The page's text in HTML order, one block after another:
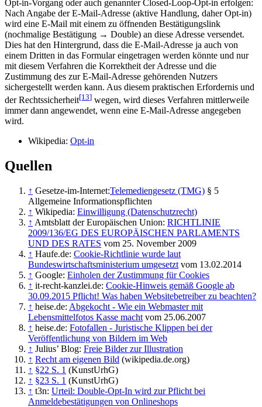
Opt-in-Vorgang oder auch genannter Closed-Loop-Opt-in erfolgen:
Nach Angabe der E-Mail-Adresse (aktive Handlung, daher Opt-in)
wird eine E-Mail mit einem zu öffnenden Bestätigungslink
(nochmalige Bestätigung → Double) an diese Adresse versendet.
Dies hat den Hintergrund, dass die E-Mail-Adresse ja auch von
einem Dritten in das Formular eingetragen werden könnte und nur
mit diesem Verfahren die Korrektheit der Adresse und die
Zustimmung des zur E-Mail-Adresse gehörenden Nutzers
sichergestellt werden kann. Aus diesem praktischen Erfordernis und
der Rechtssicherheit[13] wegen, wird dieses Verfahren mittlerweile
immer dann angewendet, wenn eine E-Mail-Adresse angegeben
wird.
Wikipedia: Opt-in
Quellen
↑ Gesetze-im-Internet:Telemediengesetz (TMG) § 5
Allgemeine Informationspflichten
↑ Wikipedia: Einwilligung (Datenschutzrecht)
↑ Amtsblatt der Europäischen Union: RICHTLINIE
2009/136/EG DES EUROPÄISCHEN PARLAMENTS
UND DES RATES vom 25. November 2009
↑ Haufe.de: Cookie-Richtlinie wurde laut
Bundeswirtschaftsministerium umgesetzt vom 13.02.2014
↑ Google: Einholen der Zustimmung für Cookies
↑ it-recht-kanzlei.de: Cookie-Hinweis gemäß Google ab
30.09.2015 Pflicht! Was haben Websitebetreiber zu beachten?
↑ heise.de: Abgekocht - Wie ein Webmaster mit
Lebensmittelfotos Kasse macht vom 25.06.2007
↑ heise.de: Fotofallen - Juristische Klippen bei der
Veröffentlichung von Bildern im Web
↑ Julius’ Blog: Freie Bilder zur Illustration
↑ Recht am eigenen Bild (wikipedia.de.org)
↑ §22 S. 1 (KunstUrhG)
↑ §23 S. 1 (KunstUrhG)
↑ t3n: Urteil: Double-Opt-In wird zur Pflicht bei
Anmeldebestätigungen von Onlineshops